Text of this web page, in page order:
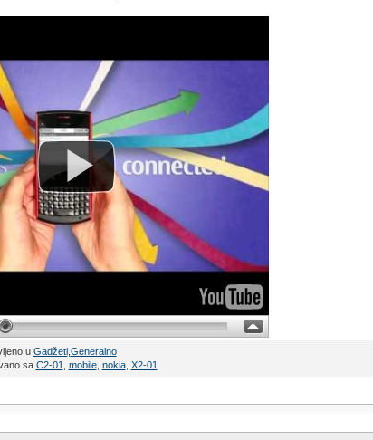
u Gadžeti, Generalno
sa C2-01 mobile, nokia, X2-01